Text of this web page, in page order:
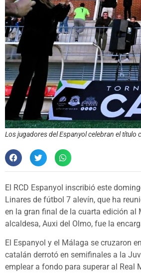
Los jugadores del Espanyol celebran el título
El RCD Espanyol inscribió este
Linares de fútbol 7 alevín, que ha
en la gran final de la cuarta edición al
alcaldesa, Auxi del Olmo, fue la
El Espanyol y el Málaga se cruzaron
catalán derrotó en semifinales a la
emplear a fondo para superar al Real